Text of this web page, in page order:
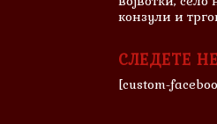
конзули и
СЛЕДЕТЕ
[custom-